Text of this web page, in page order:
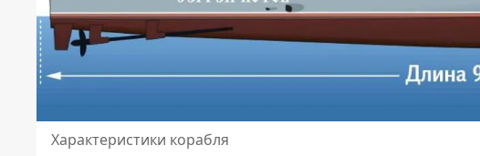
Характеристики корабля